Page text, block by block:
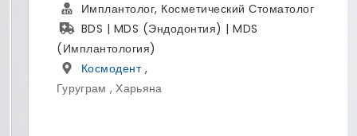
Косметический Стоматолог
(Эндодонтия) | MDS